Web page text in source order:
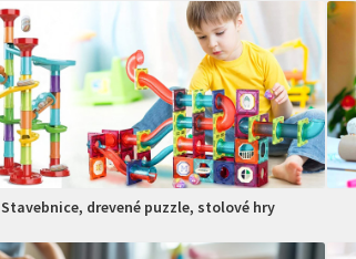
Stavebnice, drevené puzzle, stolové hry